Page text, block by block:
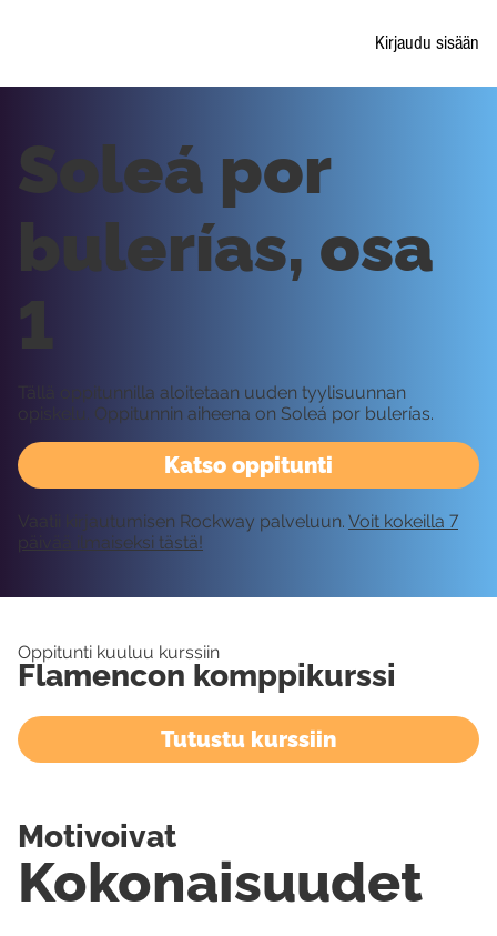
Kirjaudu sisään
Katso oppitunti
Soleá por
bulerías, osa
1
Tällä oppitunnilla aloitetaan uuden tyylisuunnan
opiskelu. Oppitunnin aiheena on Soleá por bulerías.
Vaatii kirjautumisen Rockway palveluun. Voit kokeilla 7
päivää ilmaiseksi tästä!
Oppitunti kuuluu kurssiin
Flamencon komppikurssi
Tutustu kurssiin
Kokonaisuudet
Motivoivat